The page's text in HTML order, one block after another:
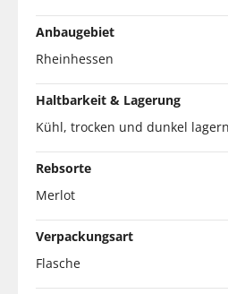
Anbaugebiet
Rheinhessen
Haltbarkeit & Lagerung
Kühl, trocken und dunkel
Rebsorte
Merlot
Verpackungsart
Flasche